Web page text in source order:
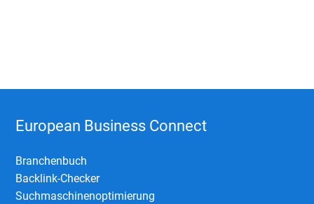
European Business Connect
Branchenbuch
Backlink-Checker
Suchmaschinenoptimierung